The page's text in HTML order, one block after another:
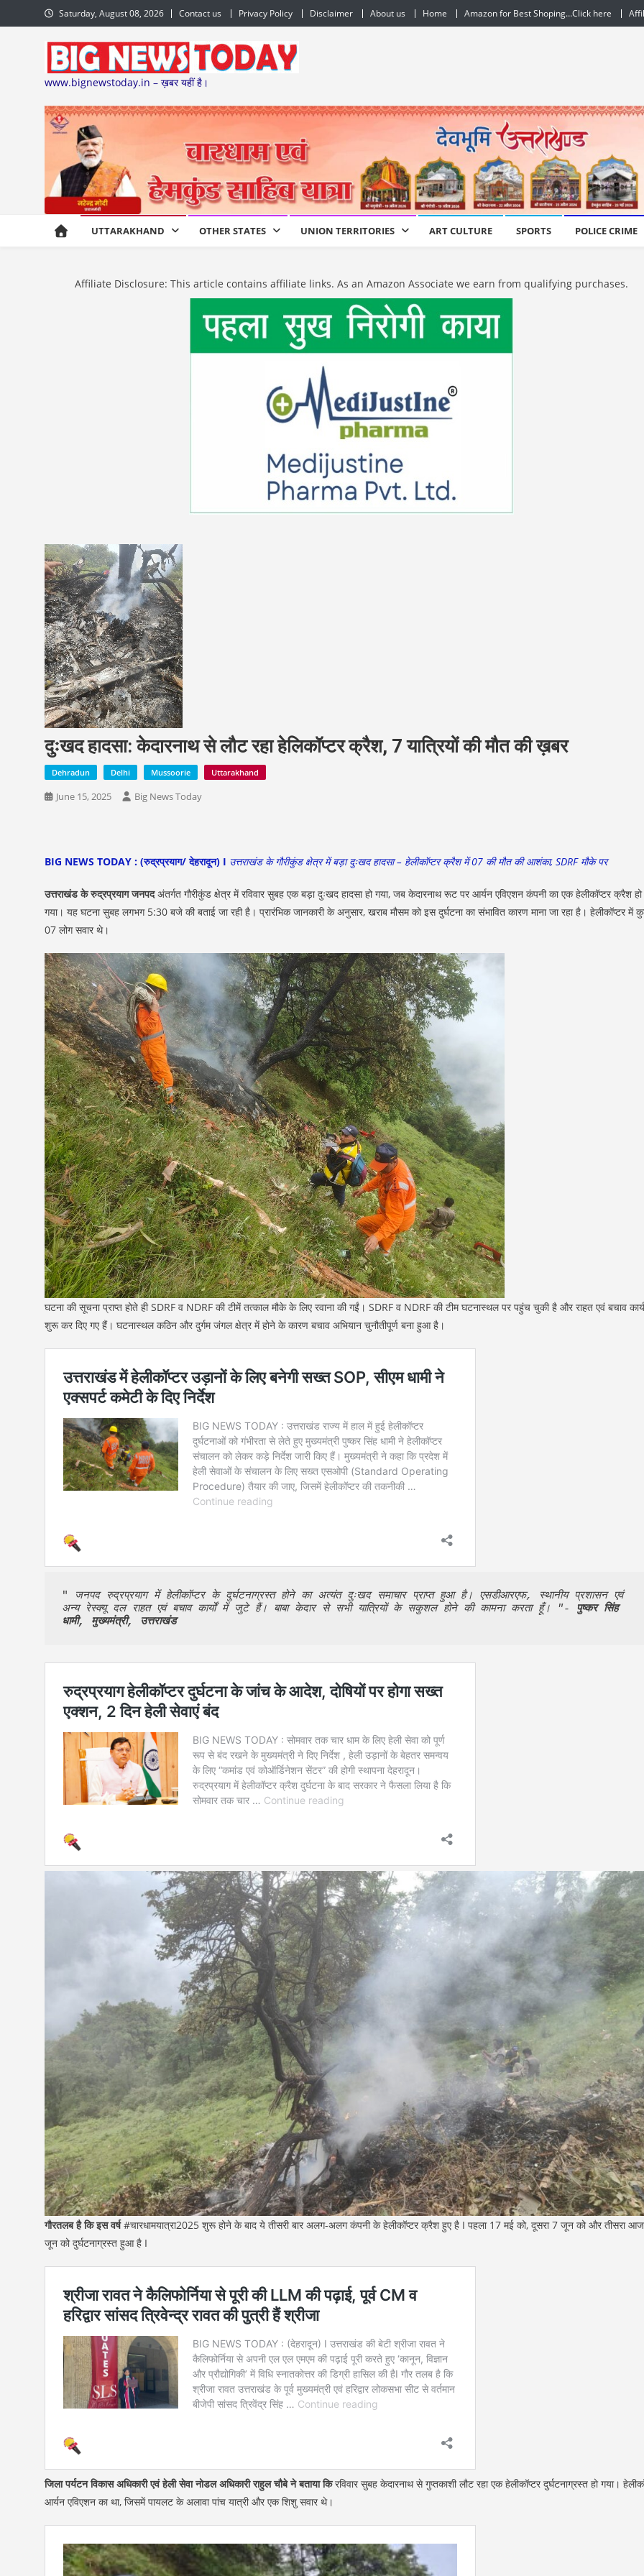
to
Saturday, August 08, 2026 Contact us Privacy Policy Disclaimer About us Home Amazon for Best Shoping…Click here
www.bignewstoday.in – ख़बर यहीं है।
UTTARAKHAND OTHER STATES UNION TERRITORIES ART CULTURE SPORTS POLICE CRIME
Affiliate Disclosure: This article contains affiliate links. As an Amazon Associate we earn from qualifying purchases.
दुःखद हादसा: केदारनाथ से लौट रहा हेलिकॉप्टर क्रैश, 7 यात्रियों की मौत की ख़बर
Dehradun Delhi Mussoorie Uttarakhand
June 15, 2025 Big News Today
BIG NEWS TODAY : (रुद्रप्रयाग/ देहरादून) I उत्तराखंड के गौरीकुंड क्षेत्र में बड़ा दुःखद हादसा – हेलीकॉप्टर क्रैश में 07 की मौत की आशंका, SDRF मौके पर
उत्तराखंड के रुद्रप्रयाग जनपदअंतर्गत गौरीकुंड क्षेत्र में रविवार सुबह एक बड़ा दुःखद हादसा हो गया, जब केदारनाथ रूट पर आर्यन एविएशन कंपनी का एक हेलीकॉप्टर क्रैश हो
गया। यह घटना सुबह लगभग 5:30 बजे की बताई जा रही है। प्रारंभिक जानकारी के अनुसार, खराब मौसम को इस दुर्घटना का संभावित कारण माना जा रहा है। हेलीकॉप्टर में
07 लोग सवार थे।
घटना की सूचना प्राप्त होते ही SDRF व NDRF की टीमें तत्काल मौके के लिए रवाना की गईं। SDRF व NDRF की टीम घटनास्थल पर पहुंच चुकी है और राहत एवं बचाव कार्य
शुरू कर दिए गए हैं। घटनास्थल कठिन और दुर्गम जंगल क्षेत्र में होने के कारण बचाव अभियान चुनौतीपूर्ण बना हुआ है।
"
जनपद रुद्रप्रयाग में हेलीकॉप्टर के दुर्घटनाग्रस्त होने का अत्यंत दुःखद समाचार प्राप्त हुआ है। एसडीआरएफ, स्थानीय प्रशासन एवं
अन्य रेस्क्यू दल राहत एवं बचाव कार्यों में जुटे हैं। बाबा केदार से सभी यात्रियों के सकुशल होने की कामना करता हूँ। "- पुष्कर सिंह
गौरतलब है कि इस वर्ष#चारधामयात्रा2025 शुरू होने के बाद ये तीसरी बार अलग-अलग कंपनी के हेलीकॉप्टर क्रैश हुए है I पहला 17 मई को, दूसरा 7 जून को और तीसरा
जून को दुर्घटनाग्रस्त हुआ है I
जिला पर्यटन विकास अधिकारी एवं हेली सेवा नोडल अधिकारी राहुल चौबे ने बताया किरविवार सुबह केदारनाथ से गुप्तकाशी लौट रहा एक हेलीकॉप्टर दुर्घटनाग्रस्त हो गया।
आर्यन एविएशन का था, जिसमें पायलट के अलावा पांच यात्री और एक शिशु सवार थे।